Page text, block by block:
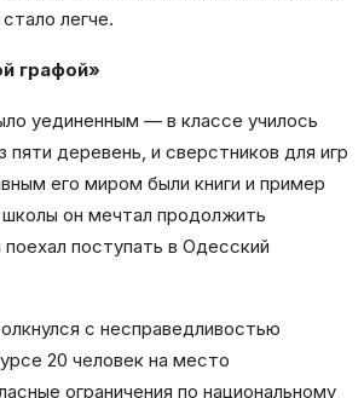
легче.
графой»
уединенным — в классе училось
пяти деревень, и сверстников для игр
его миром были книги и пример
он мечтал продолжить
поступать в Одесский
с несправедливостью
20 человек на место
ограничения по национальному